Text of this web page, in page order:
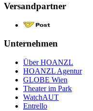
Versandpartner
Unternehmen
Über HOANZL
HOANZL Agentur
GLOBE Wien
Theater im Park
WatchAUT
Entrello